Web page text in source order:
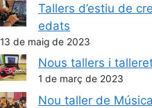
Tallers d’estiu de
edats
13 de maig de 2023
Nous tallers i
1 de març de 2023
Nou taller de